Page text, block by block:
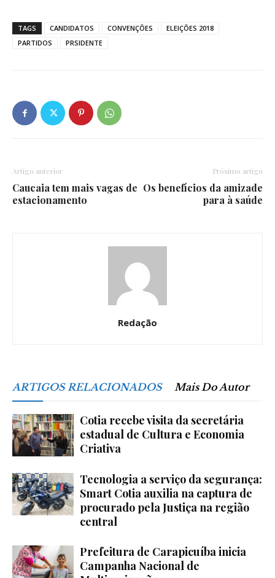
TAGS CANDIDATOS CONVENÇÕES
ELEIÇÕES 2018
PARTIDOS
PRSIDENTE
Artigo anterior
Caucaia tem mais vagas de
estacionamento
Próximo artigo
Os benefícios da amizade
para à saúde
Redação
ARTIGOS RELACIONADOS Mais Do Autor
Cotia recebe visita da secretária
estadual de Cultura e Economia
Criativa
Tecnologia a serviço da segurança:
Smart Cotia auxilia na captura de
procurado pela Justiça na região
central
Prefeitura de Carapicuíba inicia
Campanha Nacional de